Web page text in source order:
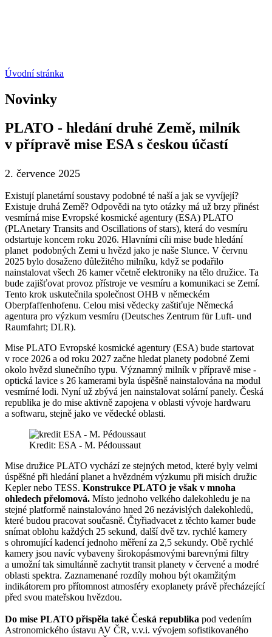
Úvodní stránka
Novinky
PLATO - hledání druhé Země, milník
v přípravě mise ESA s českou účastí
2. července 2025
Existují planetární soustavy podobné té naší a jak se vyvíjejí?
Existuje druhá Země? Odpovědi na tyto otázky má už brzy přinést
vesmírná mise Evropské kosmické agentury (ESA) PLATO
(PLAnetary Transits and Oscillations of stars), která do vesmíru
odstartuje koncem roku 2026. Hlavními cíli mise bude hledání
planet podobných Zemi u hvězd jako je naše Slunce. V červnu
2025 bylo dosaženo důležitého milníku, když se podařilo
nainstalovat všech 26 kamer včetně elektroniky na tělo družice. Ta
bude zajišťovat provoz přístroje ve vesmíru a komunikaci se Zemí.
Tento krok uskutečnila společnost OHB v německém
Oberpfaffenhofenu. Celou misi vědecky zaštiťuje Německá
agentura pro výzkum vesmíru (Deutsches Zentrum für Luft- und
Raumfahrt; DLR).
Mise PLATO Evropské kosmické agentury (ESA) bude startovat
v roce 2026 a od roku 2027 začne hledat planety podobné Zemi
okolo hvězd slunečního typu. Významný milník v přípravě mise -
optická lavice s 26 kamerami byla úspěšně nainstalována na modul
vesmírné lodi. Nyní už zbývá jen nainstalovat solární panely. Česká
republika je do mise aktivně zapojena v oblasti vývoje hardwaru
a softwaru, stejně jako ve vědecké oblasti.
Kredit: ESA - M. Pédoussaut
Mise družice PLATO vychází ze stejných metod, které byly velmi
úspěšné při hledání planet a hvězdném výzkumu při misích družic
Kepler nebo TESS. Konstrukce PLATO je však v mnoha
ohledech přelomová. Místo jednoho velkého dalekohledu je na
stejné platformě nainstalováno hned 26 nezávislých dalekohledů,
které budou pracovat současně. Čtyřiadvacet z těchto kamer bude
snímat oblohu každých 25 sekund, další dvě tzv. rychlé kamery
s ohromující kadencí jednoho měření za 2,5 sekundy. Obě rychlé
kamery jsou navíc vybaveny širokopásmovými barevnými filtry
a umožní tak simultánně zachytit transit planety v červené a modré
oblasti spektra. Zaznamenané rozdíly mohou být okamžitým
indikátorem pro přítomnost atmosféry exoplanety právě přecházející
před svou mateřskou hvězdou.
Do mise PLATO přispěla také Česká republika pod vedením
Astronomického ústavu AV ČR, v.v.i. vývojem sofistikovaného